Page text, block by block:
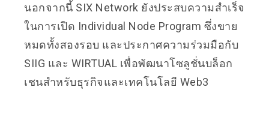
นอกจากนี้ SIX Network ยังประสบความสำเร็จ
ในการเปิด Individual Node Program ซึ่งขาย
หมดทั้งสองรอบ และประกาศความร่วมมือกับ
SIIG และ WIRTUAL เพื่อพัฒนาโซลูชั่นบล็อก
เชนสำหรับธุรกิจและเทคโนโลยี Web3